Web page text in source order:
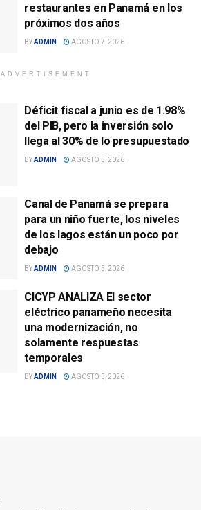
restaurantes en Panamá en los
próximos dos años
BYADMIN AGOSTO 7, 2026
ADVERTISEMENT
Déficit fiscal a junio es de 1.98%
del PIB, pero la inversión solo
llega al 30% de lo presupuestado
BYADMIN AGOSTO 5, 2026
Canal de Panamá se prepara
para un niño fuerte, los niveles
de los lagos están un poco por
debajo
BYADMIN AGOSTO 5, 2026
CICYP ANALIZA El sector
eléctrico panameño necesita
una modernización, no
solamente respuestas
temporales
BYADMIN AGOSTO 5, 2026